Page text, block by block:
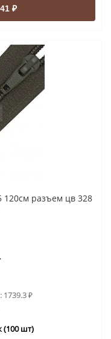
₽
120см разъем цв 328
1739.3₽
(100 шт)